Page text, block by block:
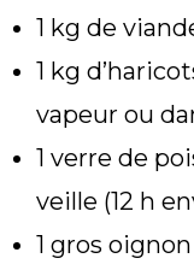
1 kg de
1 kg
vapeur ou
1 verre de
veille (12 h
1 gros